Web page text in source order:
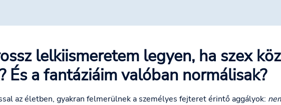
lelkiismeretem legyen, ha szex
És a fantáziáim valóban normálisak?
az életben, gyakran felmerülnek a személyes fejteret érintő aggályok: